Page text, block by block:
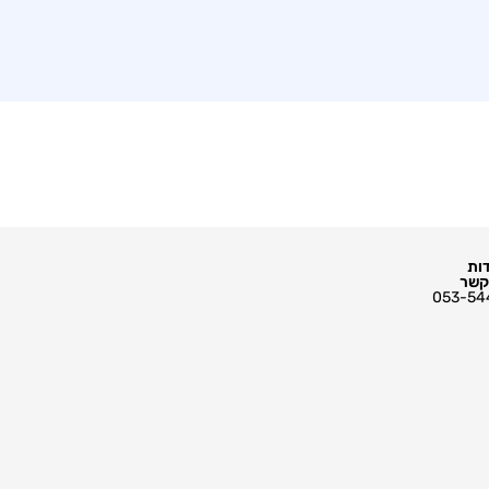
קשר
053-